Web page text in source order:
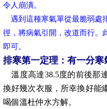
令人崩潰。
遇到這種寒氣單從最脆弱處
徑，將病氣引開，改道而行。
即可。
排寒第一定理：有一分
溫度高達38.5度的前後那
換好幾次衣服，所幸換好能
喝個溫杜仲水方解。